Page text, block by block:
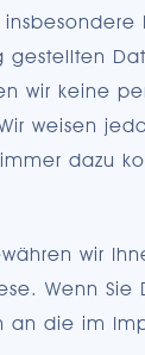
gestellten
wir keine
weisen
dazu
wir
Wenn
die im